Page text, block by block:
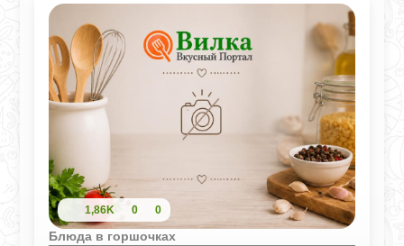
1,86K 0 0
Блюда в горшочках